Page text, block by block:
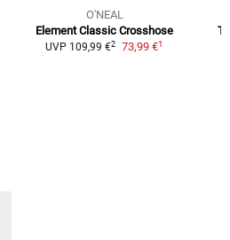
O'NEAL
Element Classic Crosshose
UVP 109,99 €2 73,99 €1